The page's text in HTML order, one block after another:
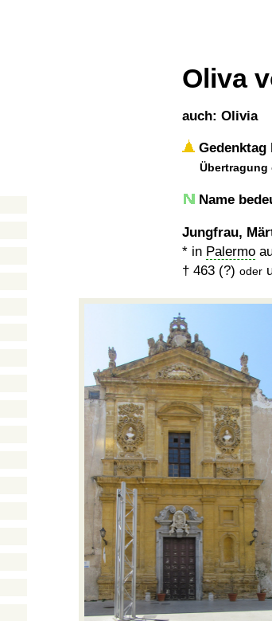
Oliva
auch: Olivia
Übertragung
Name
Jungfrau,
* in Palermo
† 463 (?) oder